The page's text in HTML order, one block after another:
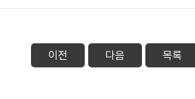
이전 다음 목록